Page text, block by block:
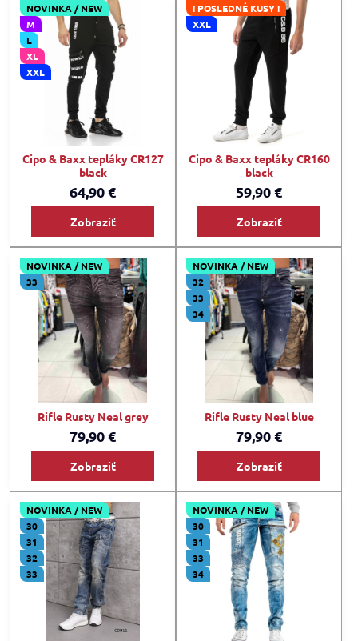
NOVINKA / NEW
M
L
XL
XXL
Cipo & Baxx tepláky CR127
black
64,90 €
Zobraziť
! POSLEDNÉ KUSY !
XXL
Cipo & Baxx tepláky CR160
black
59,90 €
Zobraziť
NOVINKA / NEW
33
Rifle Rusty Neal grey
79,90 €
Zobraziť
NOVINKA / NEW
32
33
34
Rifle Rusty Neal blue
79,90 €
Zobraziť
NOVINKA / NEW
30
31
32
33
NOVINKA / NEW
30
31
33
34